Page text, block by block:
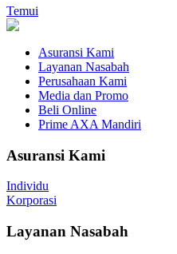
Temui
Asuransi Kami
Layanan Nasabah
Perusahaan Kami
Media dan Promo
Beli Online
Prime AXA Mandiri
Asuransi Kami
Individu
Korporasi
Layanan Nasabah